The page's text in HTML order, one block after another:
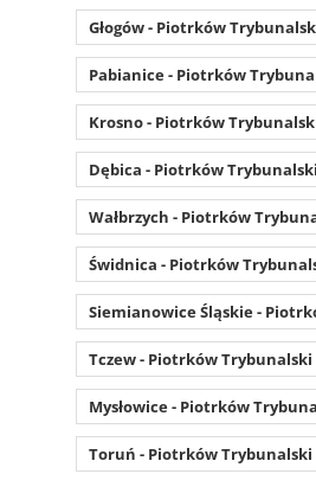
Głogów - Piotrków
Pabianice - Piotrków
Krosno - Piotrków
Dębica - Piotrków Trybunalski
Wałbrzych - Piotrków
Świdnica - Piotrków
Siemianowice Śląskie -
Tczew - Piotrków Trybunalski
Mysłowice - Piotrków
Toruń - Piotrków Trybunalski